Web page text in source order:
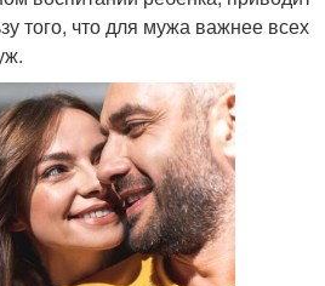
того, что для мужа важнее всех